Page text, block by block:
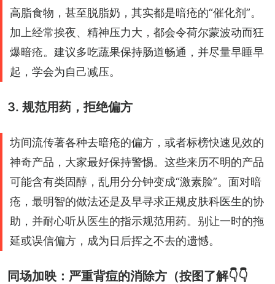
高脂食物，甚至脱脂奶，其实都是暗疮的“催化剂”。
加上经常挨夜、精神压力大，都会令荷尔蒙波动而狂
爆暗疮。建议多吃蔬果保持肠道畅通，并尽量早睡早
起，学会为自己减压。
3. 规范用药，拒绝偏方
坊间流传著各种去暗疮的偏方，或者标榜快速见效的
神奇产品，大家最好保持警惕。这些来历不明的产品
可能含有类固醇，乱用分分钟变成“激素脸”。面对暗
疮，最明智的做法还是及早寻求正规皮肤科医生的协
助，并耐心听从医生的指示规范用药。别让一时的拖
延或误信偏方，成为日后挥之不去的遗憾。
同场加映：严重背痘的消除方（按图了解👇👇